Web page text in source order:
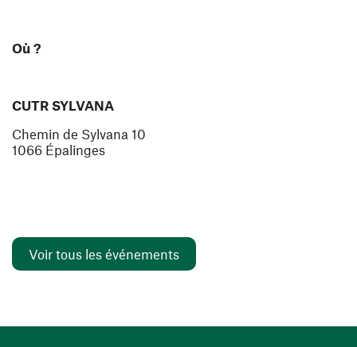
Où ?
CUTR SYLVANA
Chemin de Sylvana 10
1066 Épalinges
Voir tous les événements